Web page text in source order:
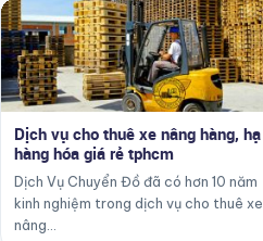
Dịch vụ cho thuê xe nâng hàng, hạ
hàng hóa giá rẻ tphcm
Dịch Vụ Chuyển Đồ đã có hơn 10 năm
kinh nghiệm trong dịch vụ cho thuê xe
nâng…